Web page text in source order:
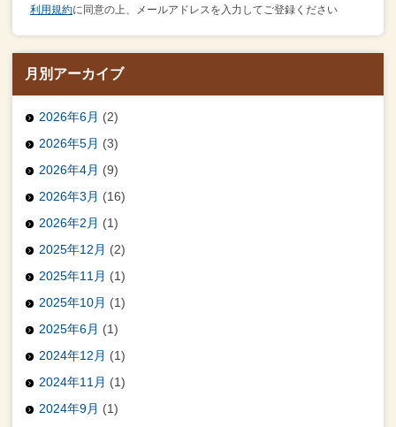
利用規約に同意の上、メールアドレスを入力してご登録ください
月別アーカイブ
2026年6月 (2)
2026年5月 (3)
2026年4月 (9)
2026年3月 (16)
2026年2月 (1)
2025年12月 (2)
2025年11月 (1)
2025年10月 (1)
2025年6月 (1)
2024年12月 (1)
2024年11月 (1)
2024年9月 (1)